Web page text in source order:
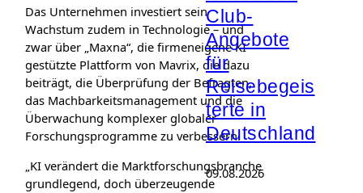
Das Unternehmen investiert sein
Wachstum zudem in Technologie – und
zwar über „Maxna“, die firmeneigene KI-
gestützte Plattform von Mavrix, die dazu
beiträgt, die Überprüfung der Befragten,
das Machbarkeitsmanagement und die
Überwachung komplexer globaler
Forschungsprogramme zu verbessern.
„KI verändert die Marktforschungsbranche
grundlegend, doch überzeugende
Club-
Angebote
für
Reisebegeis
terte in
Deutschland
09.08.2026